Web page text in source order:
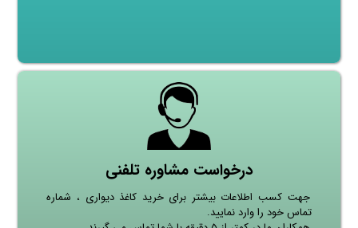
درخواست مشاوره تلفنی
جهت کسب اطلاعات بیشتر برای خرید کاغذ دیواری ، شماره
تماس خود را وارد نمایید.